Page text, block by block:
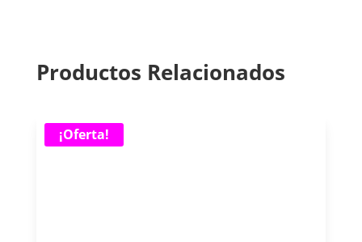
Productos Relacionados
¡Oferta!